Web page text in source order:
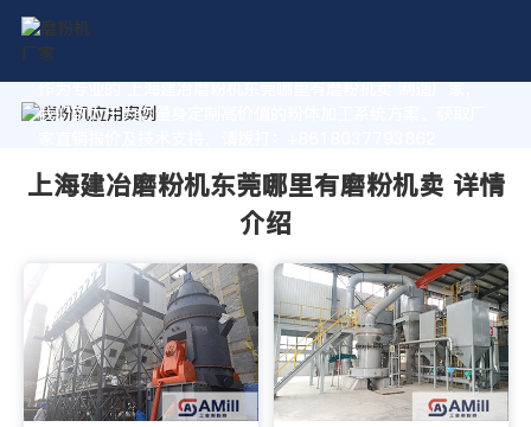
作为专业的 上海建冶磨粉机东莞哪里有磨粉机卖 制造厂家，
我们致力于为您量身定制高价值的粉体加工系统方案。获取厂
上海建冶磨粉机东莞哪里有磨粉机卖 详情
介绍